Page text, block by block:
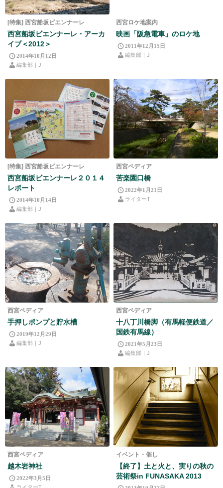
[特集] 西宮船坂ビエンナーレ
西宮船坂ビエンナーレ・アーカ
イブ＜2012＞
2014年10月12日
編集部｜J
西宮ロケ地案内
映画「阪急電車」のロケ地
2011年12月15日
編集部｜J
[特集] 西宮船坂ビエンナーレ
西宮船坂ビエンナーレ２０１４
レポート
2014年10月14日
編集部｜J
西宮ペディア
苦楽園口橋
2022年1月21日
ライターT
西宮ペディア
手押しポンプと貯水槽
2019年12月29日
編集部｜J
西宮ペディア
十八丁川橋脚（有馬軽便鉄道／
国鉄有馬線）
2021年5月23日
編集部｜J
西宮ペディア
越木岩神社
2022年3月5日
イベント・催し
【終了】土と火と、実りの秋の
芸術祭in FUNASAKA 2013